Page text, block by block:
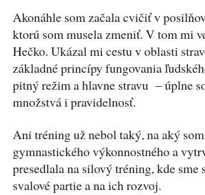
Akonáhle som začala cvičiť v
ktorú som musela zmeniť. V tom mi
Hečko. Ukázal mi cestu v oblasti
základné princípy fungovania
pitný režim a hlavne stravu – úplne
množstvá i pravidelnosť.
Ani tréning už nebol taký, na aký
gymnastického výkonnostného a
presedlala na silový tréning, kde
svalové partie a na ich rozvoj.